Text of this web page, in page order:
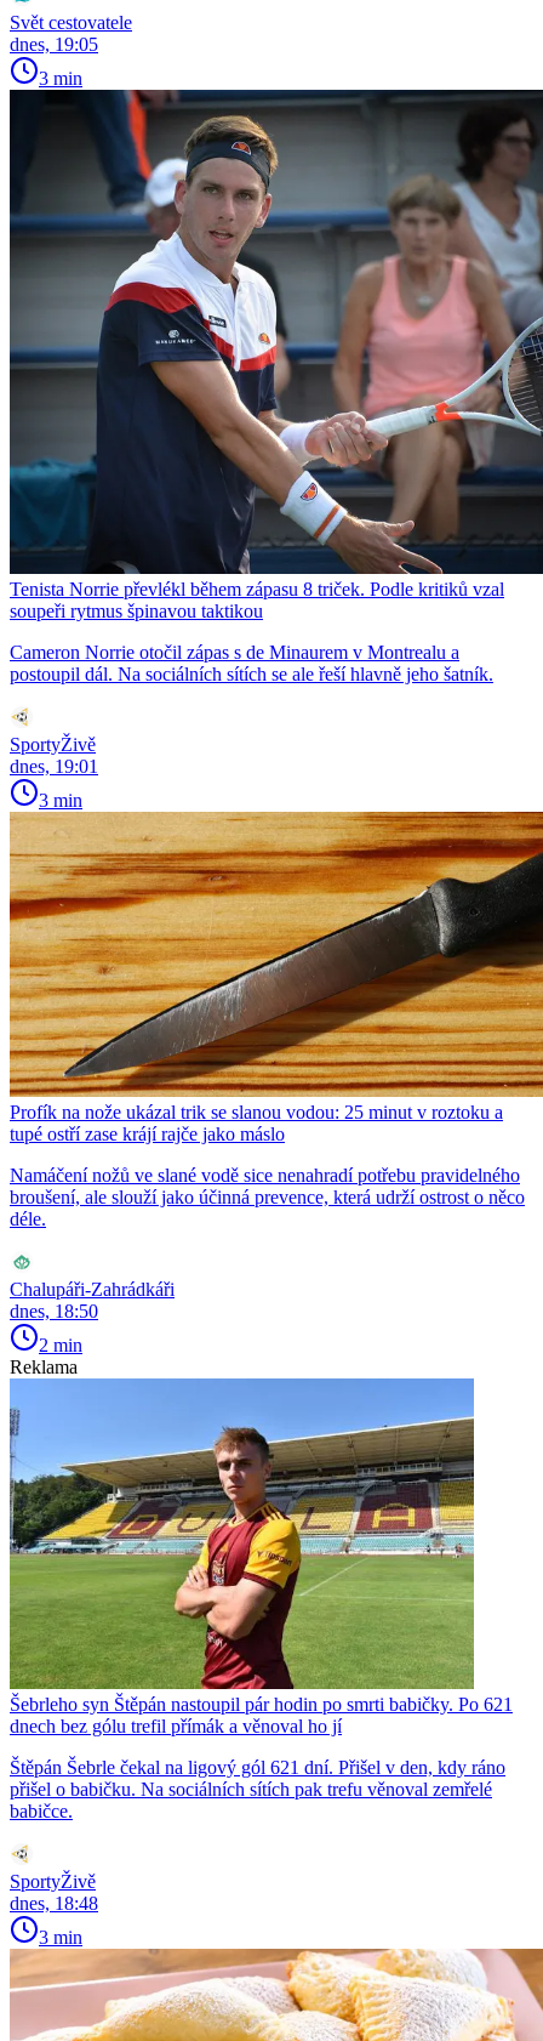
Svět cestovatele
dnes, 19:05
3 min
Tenista Norrie převlékl během zápasu 8 triček. Podle kritiků vzal
soupeři rytmus špinavou taktikou
Cameron Norrie otočil zápas s de Minaurem v Montrealu a
postoupil dál. Na sociálních sítích se ale řeší hlavně jeho šatník.
SportyŽivě
dnes, 19:01
3 min
Profík na nože ukázal trik se slanou vodou: 25 minut v roztoku a
tupé ostří zase krájí rajče jako máslo
Namáčení nožů ve slané vodě sice nenahradí potřebu pravidelného
broušení, ale slouží jako účinná prevence, která udrží ostrost o něco
déle.
Chalupáři-Zahrádkáři
dnes, 18:50
2 min
Reklama
Šebrleho syn Štěpán nastoupil pár hodin po smrti babičky. Po 621
dnech bez gólu trefil přímák a věnoval ho jí
Štěpán Šebrle čekal na ligový gól 621 dní. Přišel v den, kdy ráno
přišel o babičku. Na sociálních sítích pak trefu věnoval zemřelé
babičce.
SportyŽivě
dnes, 18:48
3 min